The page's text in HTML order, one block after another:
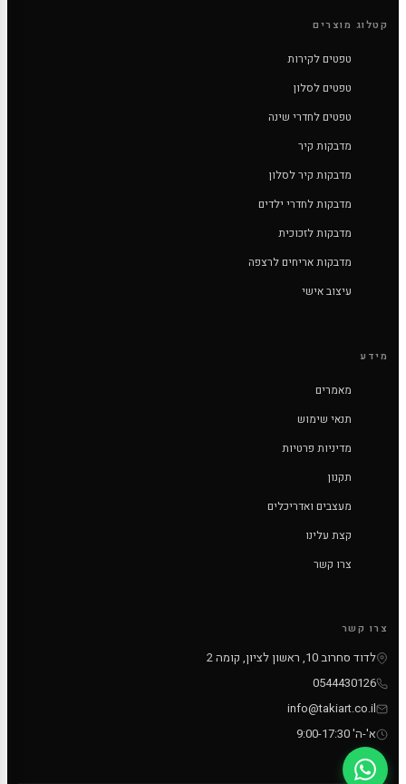
קטלוג מוצרים
טפטים לקירות
טפטים לסלון
טפטים לחדרי שינה
מדבקות קיר
מדבקות קיר לסלון
מדבקות לחדרי ילדים
מדבקות לזכוכית
מדבקות אריחים לרצפה
עיצוב אישי
מידע
מאמרים
תנאי שימוש
מדיניות פרטיות
תקנון
מעצבים ואדריכלים
קצת עלינו
צרו קשר
צרו קשר
לדוד סחרוב 10, ראשון לציון, קומה 2
0544430126
info@takiart.co.il
א'-ה' 9:00-17:30